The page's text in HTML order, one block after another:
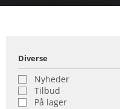
Diverse
Nyheder
Tilbud
På lager